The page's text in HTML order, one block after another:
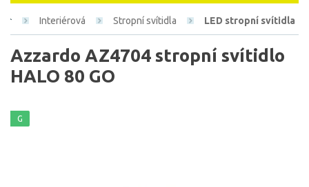
Interiérová Stropní svítidla LED stropní svítidla
Azzardo AZ4704 stropní svítidlo
HALO 80 GO
G